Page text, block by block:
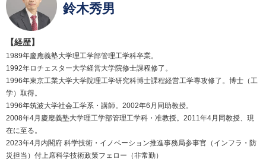
鈴木秀男
【経歴】
1989年慶應義塾大学理工学部管理工学科卒業。
1992年ロチェスター大学経営大学院修士課程修了。
1996年東京工業大学大学院理工学研究科博士課程経営工学専攻修了。博士（工
学）取得。
1996年筑波大学社会工学系・講師。2002年6月同助教授。
2008年4月慶應義塾大学理工学部管理工学科・准教授。2011年4月同教授、現
在に至る。
2023年4月内閣府 科学技術・イノベーション推進事務局参事官（インフラ・防
災担当）付上席科学技術政策フェロー（非常勤）